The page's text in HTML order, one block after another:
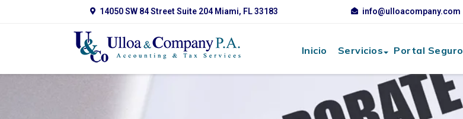
14050 SW 84 Street Suite 204 Miami, FL 33183 info@ulloacompany.com
Inicio Servicios Portal Seguro